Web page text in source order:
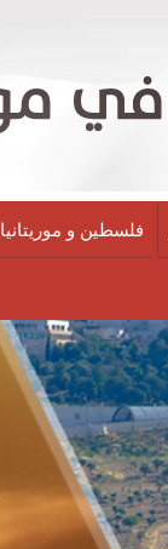
فلسطين و موريتانيا